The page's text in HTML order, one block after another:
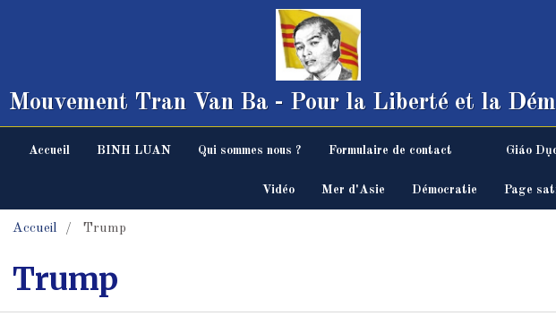
Mouvement Tran Van Ba - Pour la Liberté et la
Accueil BINH LUAN Qui sommes nous ? Formulaire de contact Giáo
Vidéo Mer d'Asie Démocratie Page
Accueil Trump
Trump